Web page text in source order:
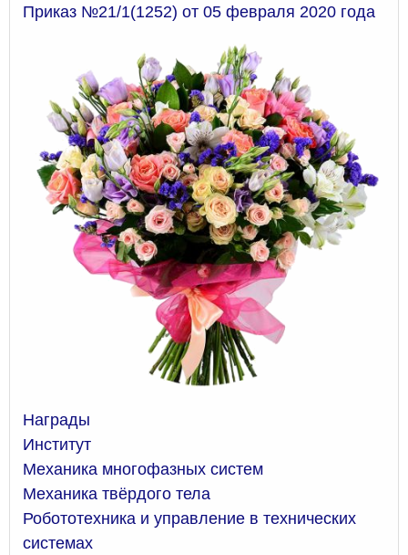
Приказ №21/1(1252) от 05 февраля 2020 года
Награды
Институт
Механика многофазных систем
Механика твёрдого тела
Робототехника и управление в технических
системах